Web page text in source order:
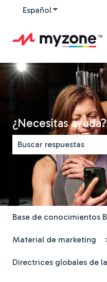
EspañolTraducciones
¿Necesitas ayuda?
No hay sugerencias
Base de conocimientos
Material de marketing
Directrices globales de